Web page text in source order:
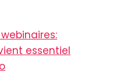
essentiel